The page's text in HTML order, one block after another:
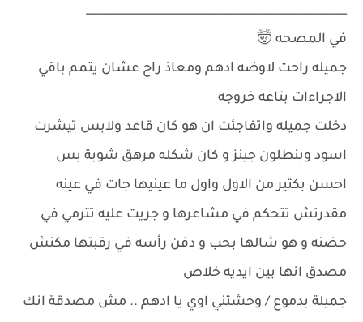
______________________________________________
في المصحه 🤯
جميله راحت لاوضه ادهم ومعاذ راح عشان يتمم باقي
الاجراءات بتاعه خروجه
دخلت جميله واتفاجئت ان هو كان قاعد ولابس تيشرت
اسود وبنطلون جينز و كان شكله مرهق شوية بس
احسن بكتير من الاول واول ما عينيها جات في عينه
مقدرتش تتحكم في مشاعرها و جريت عليه تترمي في
حضنه و هو شالها بحب و دفن رأسه في رقبتها مكنش
مصدق انها بين ايديه خلاص
جميلة بدموع / وحشتني اوي يا ادهم .. مش مصدقة انك